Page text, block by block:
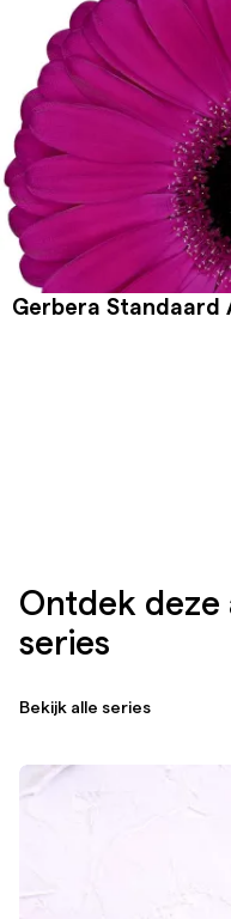
Gerbera Standaard
Ontdek deze
series
Bekijk alle series